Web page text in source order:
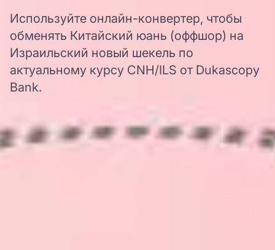
Используйте онлайн-конвертер, чтобы
обменять Китайский юань (оффшор) на
Израильский новый шекель по
актуальному курсу CNH/ILS от Dukascopy
Bank.